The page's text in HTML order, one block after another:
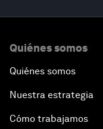
Quiénes somos
Quiénes somos
Nuestra estrategia
Cómo trabajamos